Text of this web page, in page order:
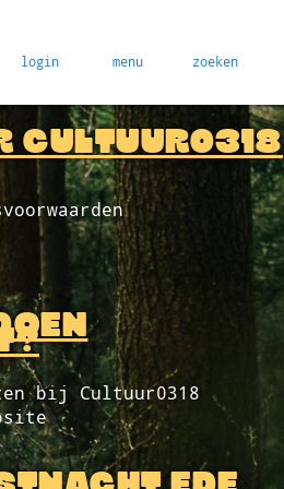
login menu zoeken
CULTUUR0318
bij Cultuur0318